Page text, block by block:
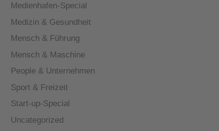
Medienhafen-Special
Medizin & Gesundheit
Mensch & Führung
Mensch & Maschine
People & Unternehmen
Sport & Freizeit
Start-up-Special
Uncategorized